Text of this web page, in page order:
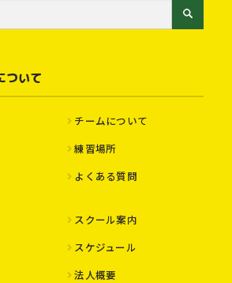
ついて
チームについて
練習場所
よくある質問
スクール案内
スケジュール
法人概要